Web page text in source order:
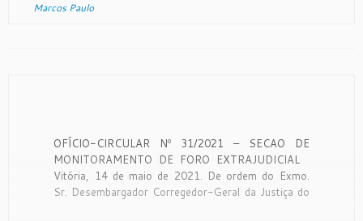
Marcos Paulo
OFÍCIO-CIRCULAR Nº 31/2021 – SECAO DE
MONITORAMENTO DE FORO EXTRAJUDICIAL
Vitória, 14 de maio de 2021. De ordem do Exmo.
Sr. Desembargador Corregedor-Geral da Justiça do